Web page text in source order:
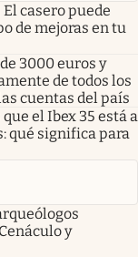
casero puede
de mejoras en tu
3000 euros y
de todos los
cuentas del país
el Ibex 35 está a
qué significa para
y